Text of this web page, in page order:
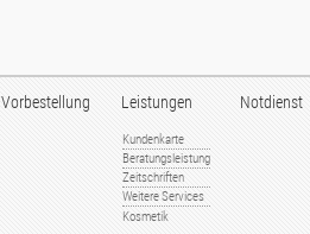
Vorbestellung Leistungen
Kundenkarte
Beratungsleistung
Zeitschriften
Weitere Services
Kosmetik
Notdienst